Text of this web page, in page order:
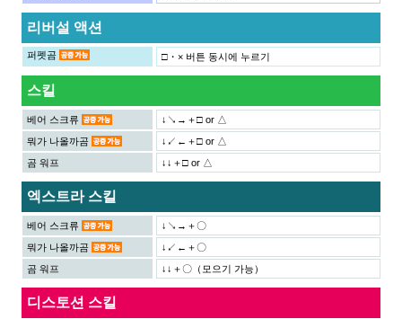
리버설 액션
퍼펫곰 □・× 버튼 동시에 누르기
스킬
베어 스크류
↓↘→＋□ or △
뭐가 나올까곰
↓↙←＋□ or △
곰 워프
↓↓＋□ or △
엑스트라 스킬
베어 스크류
↓↘→＋〇
뭐가 나올까곰
↓↙←＋〇
곰 워프
↓↓＋〇（모으기 가능）
디스토션 스킬